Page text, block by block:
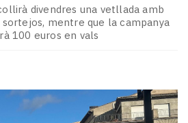
divendres una vetllada amb
sortejos, mentre que la campanya
100 euros en vals